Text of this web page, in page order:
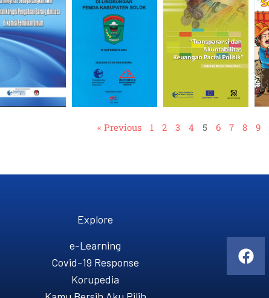
« Previous 1 2 3 4 5 6 7 8 9
Explore
e-Learning
Covid-19 Response
Korupedia